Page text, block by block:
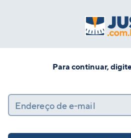
Para continuar,
Endereço de e-mail